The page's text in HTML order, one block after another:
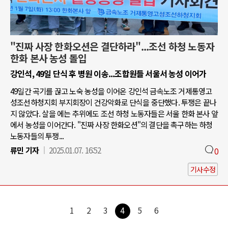
"진짜 사장 한화오션은 결단하라"...조선 하청 노동자
한화 본사 농성 돌입
강인석, 49일 단식 후 병원 이송...조합원들 서울서 농성 이어가
49일간 곡기를 끊고 노숙 농성을 이어온 강인석 금속노조 거제통영고
성조선하청지회 부지회장이 건강악화로 단식을 중단했다. 투쟁은 끝나
지 않았다. 살을 에는 추위에도 조선 하청 노동자들은 서울 한화 본사 앞
에서 농성을 이어간다. "진짜 사장 한화오션"의 결단을 촉구하는 하청
노동자들의 투쟁...
류민 기자
2025.01.07. 16:52 0
기사수정
1 2 3 4 5 6